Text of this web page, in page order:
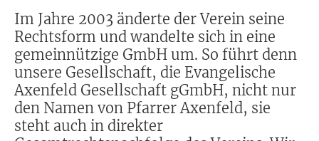
Im Jahre 2003 änderte der Verein seine
Rechtsform und wandelte sich in eine
gemeinnützige GmbH um. So führt denn
unsere Gesellschaft, die Evangelische
Axenfeld Gesellschaft gGmbH, nicht nur
den Namen von Pfarrer Axenfeld, sie
steht auch in direkter